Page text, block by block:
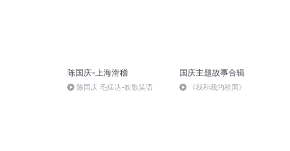
陈国庆-上海滑稽
陈国庆 毛猛达-欢歌笑语
国庆主题故事合辑
《我和我的祖国》